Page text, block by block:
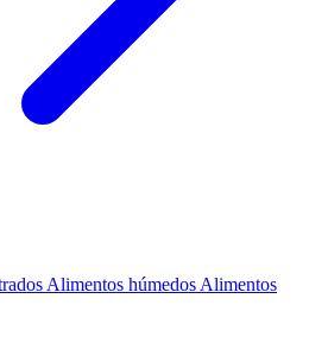
Alimentos húmedos Alimentos